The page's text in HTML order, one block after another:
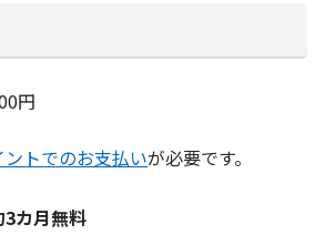
円
ントでのお支払いが必要です。
カ月無料